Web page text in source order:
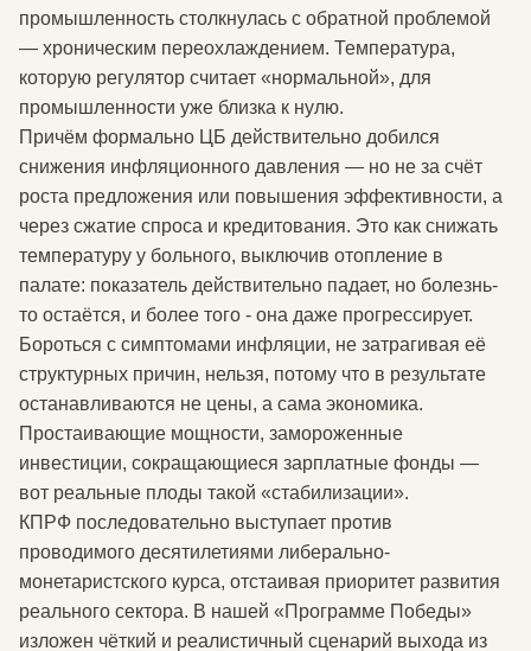
промышленность столкнулась с обратной проблемой
— хроническим переохлаждением. Температура,
которую регулятор считает «нормальной», для
промышленности уже близка к нулю.
Причём формально ЦБ действительно добился
снижения инфляционного давления — но не за счёт
роста предложения или повышения эффективности, а
через сжатие спроса и кредитования. Это как снижать
температуру у больного, выключив отопление в
палате: показатель действительно падает, но болезнь-
то остаётся, и более того - она даже прогрессирует.
Бороться с симптомами инфляции, не затрагивая её
структурных причин, нельзя, потому что в результате
останавливаются не цены, а сама экономика.
Простаивающие мощности, замороженные
инвестиции, сокращающиеся зарплатные фонды —
вот реальные плоды такой «стабилизации».
КПРФ последовательно выступает против
проводимого десятилетиями либерально-
монетаристского курса, отстаивая приоритет развития
реального сектора. В нашей «Программе Победы»
изложен чёткий и реалистичный сценарий выхода из